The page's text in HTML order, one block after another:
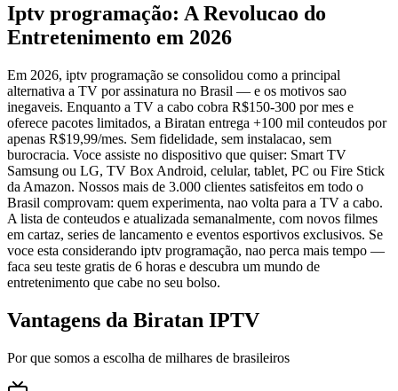
Iptv programação: A Revolucao do
Entretenimento em 2026
Em 2026, iptv programação se consolidou como a principal
alternativa a TV por assinatura no Brasil — e os motivos sao
inegaveis. Enquanto a TV a cabo cobra R$150-300 por mes e
oferece pacotes limitados, a Biratan entrega +100 mil conteudos por
apenas R$19,99/mes. Sem fidelidade, sem instalacao, sem
burocracia. Voce assiste no dispositivo que quiser: Smart TV
Samsung ou LG, TV Box Android, celular, tablet, PC ou Fire Stick
da Amazon. Nossos mais de 3.000 clientes satisfeitos em todo o
Brasil comprovam: quem experimenta, nao volta para a TV a cabo.
A lista de conteudos e atualizada semanalmente, com novos filmes
em cartaz, series de lancamento e eventos esportivos exclusivos. Se
voce esta considerando iptv programação, nao perca mais tempo —
faca seu teste gratis de 6 horas e descubra um mundo de
entretenimento que cabe no seu bolso.
Vantagens da Biratan IPTV
Por que somos a escolha de milhares de brasileiros